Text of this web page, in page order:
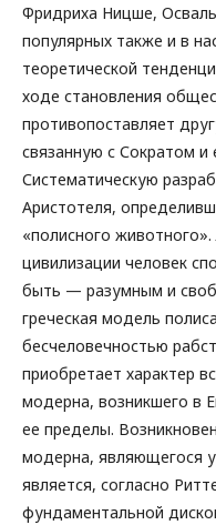
Фридриха Ницше,
популярных также и в
теоретической
ходе становления
противопоставляет
связанную с Сократом
Систематическую
Аристотеля,
«полисного
цивилизации человек
быть — разумным и
греческая модель
бесчеловечностью
приобретает характер
модерна, возникшего в
ее пределы.
модерна, являющегося
является, согласно
фундаментальной